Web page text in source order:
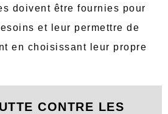
doivent être fournies pour
et leur permettre de
en choisissant leur propre
CONTRE LES